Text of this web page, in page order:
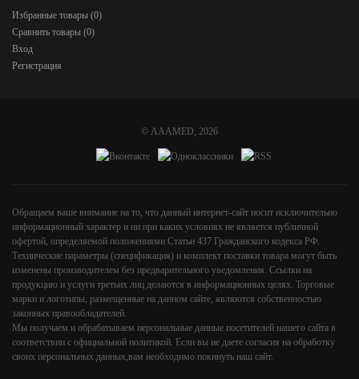
Избранные товары (0)
Сравнить товары (0)
Вход
Регистрация
© AAAMED, 2026
Обращаем ваше внимание на то, что данный интернет-сайт носит исключительно
информационный характер и ни при каких условиях не является публичной
офертой, определяемой положениями Статьи 437 Гражданского кодекса РФ.
Технические параметры (спецификация) и комплект поставки товара могут быть
изменены производителем без предварительного уведомления. Ссылки на
продукцию и услуги третьих лиц делаются в информационных целях. Торговые
марки и логотипы, размещенные на данном сайте, являются собственностью
законных правообладателей.
Мы получаем и обрабатываем персональные данные посетителей нашего сайта в
соответствии с официальной политикой. Если вы не даете согласия на обработку
своих персональных данных,вам необходимо покинуть наш сайт.